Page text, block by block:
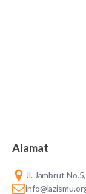
Alamat
Jl. Jambrut